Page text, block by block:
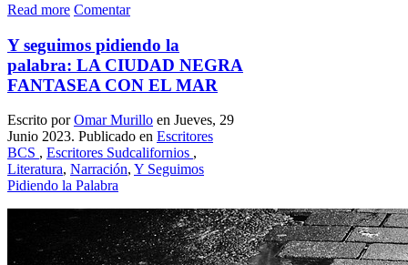
Read more Comentar
Y seguimos pidiendo la
palabra: LA CIUDAD NEGRA
FANTASEA CON EL MAR
Escrito porOmar Murillo en Jueves, 29
Junio 2023. Publicado en Escritores
BCS , Escritores Sudcalifornios ,
Literatura, Narración, Y Seguimos
Pidiendo la Palabra